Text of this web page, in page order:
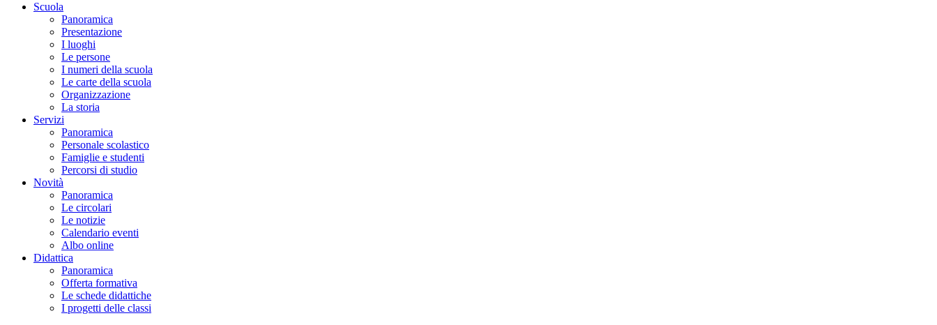
Scuola
Panoramica
Presentazione
I luoghi
Le persone
I numeri della scuola
Le carte della scuola
Organizzazione
La storia
Servizi
Panoramica
Personale scolastico
Famiglie e studenti
Percorsi di studio
Novità
Panoramica
Le circolari
Le notizie
Calendario eventi
Albo online
Didattica
Panoramica
Offerta formativa
Le schede didattiche
I progetti delle classi